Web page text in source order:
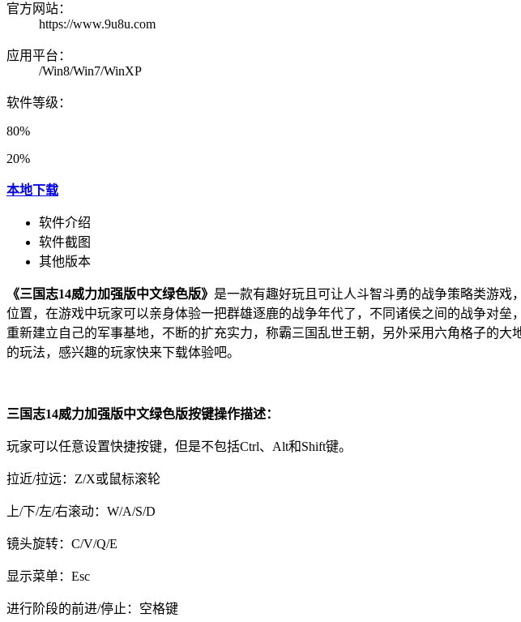
官方网站：
https://www.9u8u.com
应用平台：
/Win8/Win7/WinXP
软件等级：
80%
20%
本地下载
软件介绍
软件截图
其他版本
《三国志14威力加强版中文绿色版》 是一款有趣好玩且可让人斗智斗勇的战争策略类游
位置，在游戏中玩家可以亲身体验一把群雄逐鹿的战争年代了，不同诸侯之间的战争对
重新建立自己的军事基地，不断的扩充实力，称霸三国乱世王朝，另外采用六角格子的
的玩法，感兴趣的玩家快来下载体验吧。
三国志14威力加强版中文绿色版按键操作描述：
玩家可以任意设置快捷按键，但是不包括Ctrl、Alt和Shift键。
拉近/拉远：Z/X或鼠标滚轮
上/下/左/右滚动：W/A/S/D
镜头旋转：C/V/Q/E
显示菜单：Esc
进行阶段的前进/停止：空格键